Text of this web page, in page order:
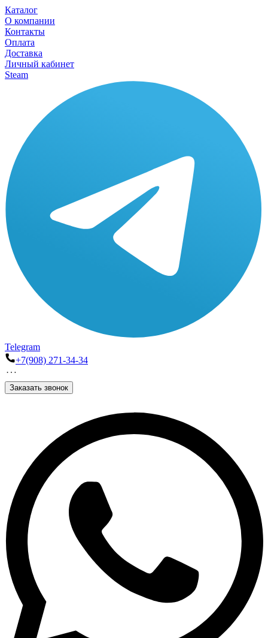
Каталог
О компании
Контакты
Оплата
Доставка
Личный кабинет
Steam
Telegram
+7(908) 271-34-34
Заказать звонок